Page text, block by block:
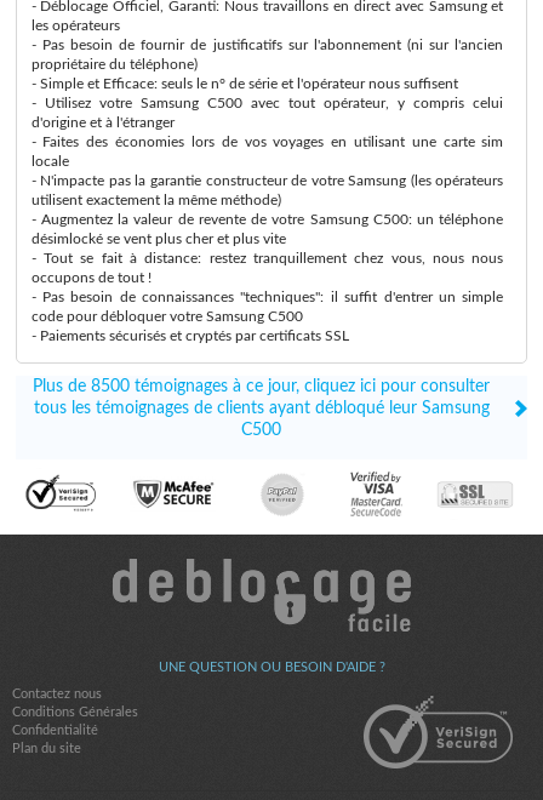
- Déblocage Officiel, Garanti: Nous travaillons en direct avec Samsung et
les opérateurs
- Pas besoin de fournir de justificatifs sur l'abonnement (ni sur l'ancien
propriétaire du téléphone)
- Simple et Efficace: seuls le n° de série et l'opérateur nous suffisent
- Utilisez votre Samsung C500 avec tout opérateur, y compris celui
d'origine et à l'étranger
- Faites des économies lors de vos voyages en utilisant une carte sim
locale
- N'impacte pas la garantie constructeur de votre Samsung (les opérateurs
utilisent exactement la même méthode)
- Augmentez la valeur de revente de votre Samsung C500: un téléphone
désimlocké se vent plus cher et plus vite
- Tout se fait à distance: restez tranquillement chez vous, nous nous
occupons de tout !
- Pas besoin de connaissances "techniques": il suffit d'entrer un simple
code pour débloquer votre Samsung C500
- Paiements sécurisés et cryptés par certificats SSL
Plus de 8500 témoignages à ce jour, cliquez ici pour consulter
tous les témoignages de clients ayant débloqué leur Samsung
C500
UNE QUESTION OU BESOIN D'AIDE ?
Contactez nous
Conditions Générales
Confidentialité
Plan du site